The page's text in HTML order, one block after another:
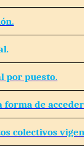
por puesto.
forma de
colectivos